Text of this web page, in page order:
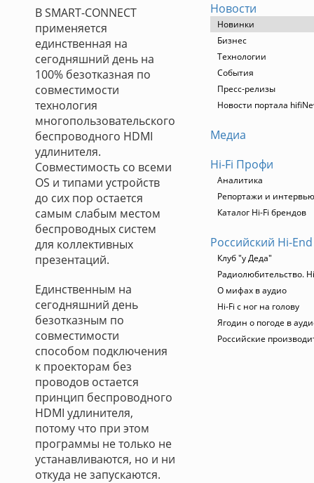
В SMART-CONNECT
применяется
единственная на
сегодняшний день на
100% безотказная по
совместимости
технология
многопользовательского
беспроводного HDMI
удлинителя.
Совместимость со всеми
OS и типами устройств
до сих пор остается
самым слабым местом
беспроводных систем
для коллективных
презентаций.
Единственным на
сегодняшний день
безотказным по
совместимости
способом подключения
к проекторам без
проводов остается
принцип беспроводного
HDMI удлинителя,
потому что при этом
программы не только не
устанавливаются, но и ни
откуда не запускаются.
Новости
Новинки
Бизнес
Технологии
События
Пресс-релизы
Новости портала
Медиа
Hi-Fi Профи
Аналитика
Репортажи и интервью
Каталог Hi-Fi брендов
Российский Hi-End
Клуб "у Деда"
Радиолюбительство.
О мифах в аудио
Hi-Fi с ног на голову
Ягодин о погоде в
Российские